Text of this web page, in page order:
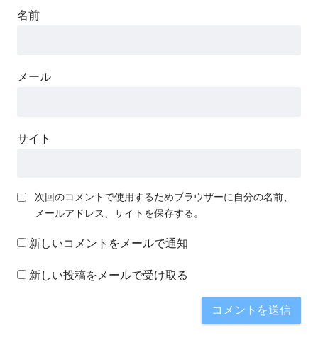
名前
メール
サイト
次回のコメントで使用するためブラウザーに自分の名前、
メールアドレス、サイトを保存する。
新しいコメントをメールで通知
新しい投稿をメールで受け取る